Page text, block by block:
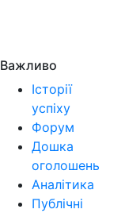
Важливо
Історії
успіху
Форум
Дошка
оголошень
Аналітика
Публічні